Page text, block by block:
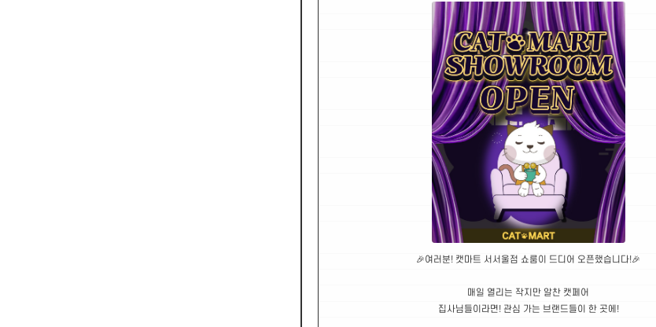
🎉여러분! 캣마트 서서울점 쇼룸이 드디어 오픈했습니다!🎉
매일 열리는 작지만 알찬 캣페어
집사님들이라면! 관심 가는 브랜드들이 한 곳에!